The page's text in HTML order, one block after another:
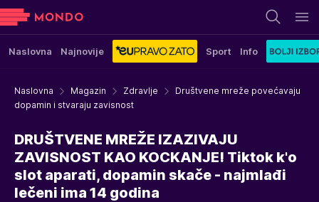
Naslovna Najnovije Sport Info
Naslovna Magazin Zdravlje
Društvene mreže povećavaju
dopamin i stvaraju zavisnost
DRUŠTVENE MREŽE IZAZIVAJU
ZAVISNOST KAO KOCKANJE! Tiktok k'o
slot aparati, dopamin skače - najmlađi
lečeni ima 14 godina